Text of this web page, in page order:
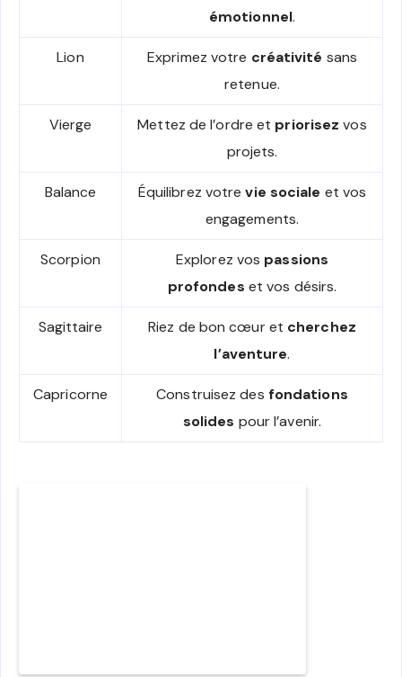
émotionnel.
Lion Exprimez votre créativité sans
retenue.
Vierge Mettez de l’ordre et priorisez vos
projets.
Balance Équilibrez votrevie sociale et vos
engagements.
Scorpion Explorez vos passions
profondes et vos désirs.
Sagittaire Riez de bon cœur et cherchez
l’aventure.
Capricorne Construisez des fondations
solides pour l’avenir.